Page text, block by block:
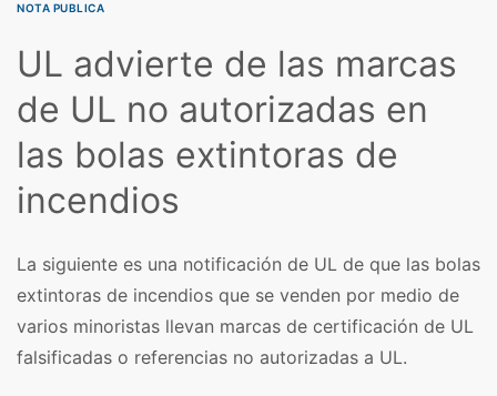
NOTA PUBLICA
UL advierte de las marcas
de UL no autorizadas en
las bolas extintoras de
incendios
La siguiente es una notificación de UL de que las bolas
extintoras de incendios que se venden por medio de
varios minoristas llevan marcas de certificación de UL
falsificadas o referencias no autorizadas a UL.